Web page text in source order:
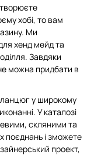
хобі, то вам
Ми
хенд мейд та
Завдяки
можна придбати в
у широкому
У каталозі
скляними та
поєднань і зможете
проект,